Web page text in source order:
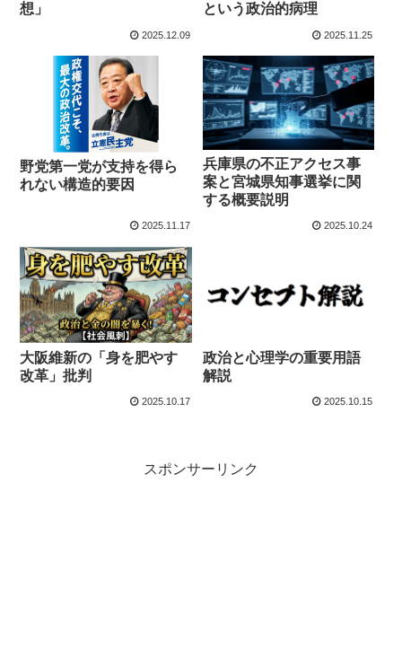
想」
2025.12.09
という政治的病理
2025.11.25
野党第一党が支持を得ら
れない構造的要因
2025.11.17
兵庫県の不正アクセス事
案と宮城県知事選挙に関
する概要説明
2025.10.24
大阪維新の「身を肥やす
改革」批判
2025.10.17
政治と心理学の重要用語
解説
2025.10.15
スポンサーリンク